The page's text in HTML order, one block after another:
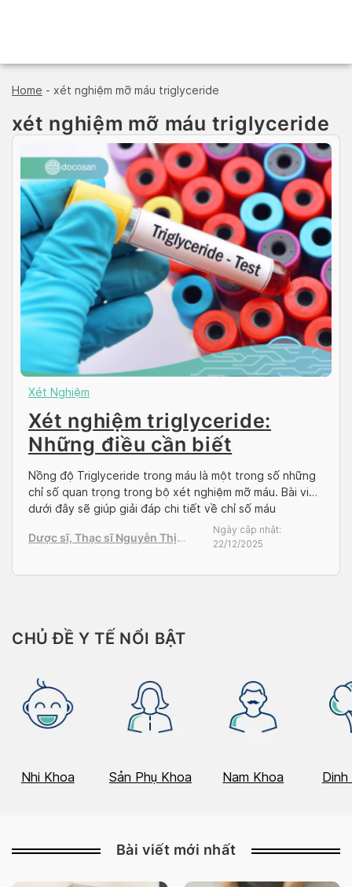
Home - xét nghiệm mỡ máu triglyceride
xét nghiệm mỡ máu triglyceride
Xét Nghiệm
Xét nghiệm triglyceride:
Những điều cần biết
Nồng độ Triglyceride trong máu là một trong số những
chỉ số quan trọng trong bộ xét nghiệm mỡ máu. Bài viết
dưới đây sẽ giúp giải đáp chi tiết về chỉ số máu
Triglyceride và cách phòng ngừa để chỉ số Triglyceride
không tăng cao trong máu. Xét nghiệm triglyceride là
Dược sĩ, Thạc sĩ Nguyễn Thị
Ngày cập nhật:
22/12/2025
CHỦ ĐỀ Y TẾ NỔI BẬT
Nhi Khoa Sản Phụ Khoa Nam Khoa Dinh
Bài viết mới nhất